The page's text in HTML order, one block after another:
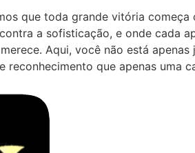
que toda grande vitória
a sofisticação, e onde cada
Aqui, você não está apenas
reconhecimento que apenas uma